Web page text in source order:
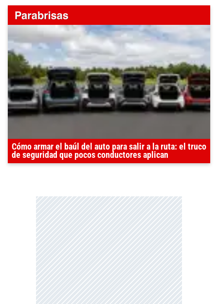
Cómo armar el baúl del auto para salir a la ruta: el truco
de seguridad que pocos conductores aplican